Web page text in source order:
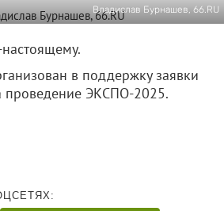
Владислав Бурнашев, 66.RU
в поддержку заявки
проведение ЭКСПО-2025.